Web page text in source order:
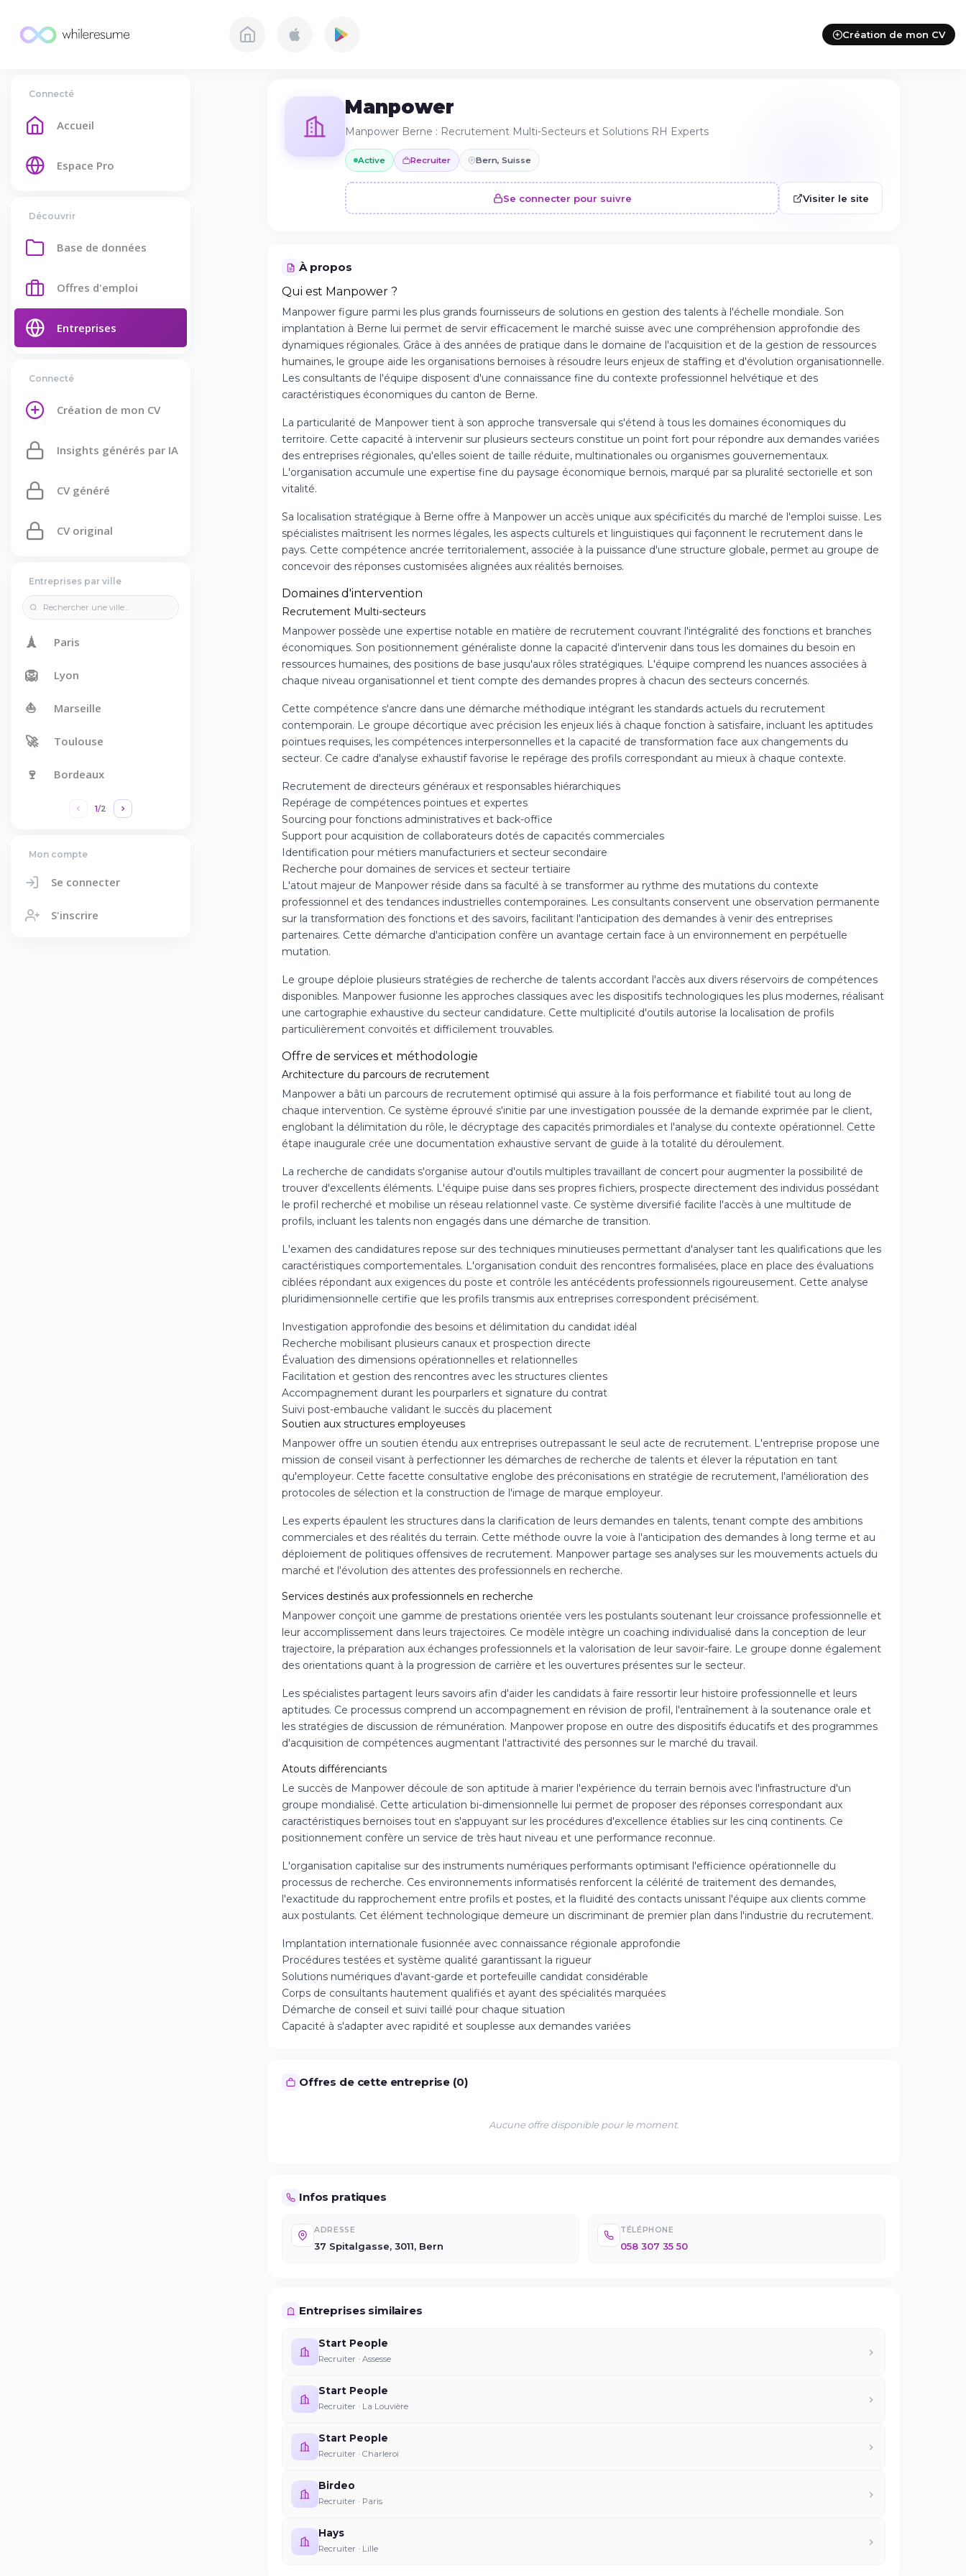
Création de mon CV
Connecté
Accueil
Espace Pro
Découvrir
Base de données
Offres d'emploi
Entreprises
Connecté
Création de mon CV
Insights générés par IA
CV généré
CV original
Entreprises par ville
🗼 Paris
🦁 Lyon
⛵ Marseille
🚀 Toulouse
🍷 Bordeaux
1/2
Mon compte
Se connecter
S'inscrire
Manpower
Manpower Berne : Recrutement Multi-Secteurs et Solutions RH Experts
Active Recruiter Bern, Suisse
Se connecter pour suivre Visiter le site
À propos
Qui est Manpower ?
Manpower figure parmi les plus grands fournisseurs de solutions en gestion des talents à l'échelle mondiale. Son
implantation à Berne lui permet de servir efficacement le marché suisse avec une compréhension approfondie des
dynamiques régionales. Grâce à des années de pratique dans le domaine de l'acquisition et de la gestion de ressources
humaines, le groupe aide les organisations bernoises à résoudre leurs enjeux de staffing et d'évolution organisationnelle.
Les consultants de l'équipe disposent d'une connaissance fine du contexte professionnel helvétique et des
caractéristiques économiques du canton de Berne.
La particularité de Manpower tient à son approche transversale qui s'étend à tous les domaines économiques du
territoire. Cette capacité à intervenir sur plusieurs secteurs constitue un point fort pour répondre aux demandes variées
des entreprises régionales, qu'elles soient de taille réduite, multinationales ou organismes gouvernementaux.
L'organisation accumule une expertise fine du paysage économique bernois, marqué par sa pluralité sectorielle et son
vitalité.
Sa localisation stratégique à Berne offre à Manpower un accès unique aux spécificités du marché de l'emploi suisse. Les
spécialistes maîtrisent les normes légales, les aspects culturels et linguistiques qui façonnent le recrutement dans le
pays. Cette compétence ancrée territorialement, associée à la puissance d'une structure globale, permet au groupe de
concevoir des réponses customisées alignées aux réalités bernoises.
Domaines d'intervention
Recrutement Multi-secteurs
Manpower possède une expertise notable en matière de recrutement couvrant l'intégralité des fonctions et branches
économiques. Son positionnement généraliste donne la capacité d'intervenir dans tous les domaines du besoin en
ressources humaines, des positions de base jusqu'aux rôles stratégiques. L'équipe comprend les nuances associées à
chaque niveau organisationnel et tient compte des demandes propres à chacun des secteurs concernés.
Cette compétence s'ancre dans une démarche méthodique intégrant les standards actuels du recrutement
contemporain. Le groupe décortique avec précision les enjeux liés à chaque fonction à satisfaire, incluant les aptitudes
pointues requises, les compétences interpersonnelles et la capacité de transformation face aux changements du
secteur. Ce cadre d'analyse exhaustif favorise le repérage des profils correspondant au mieux à chaque contexte.
Recrutement de directeurs généraux et responsables hiérarchiques
Repérage de compétences pointues et expertes
Sourcing pour fonctions administratives et back-office
Support pour acquisition de collaborateurs dotés de capacités commerciales
Identification pour métiers manufacturiers et secteur secondaire
Recherche pour domaines de services et secteur tertiaire
L'atout majeur de Manpower réside dans sa faculté à se transformer au rythme des mutations du contexte
professionnel et des tendances industrielles contemporaines. Les consultants conservent une observation permanente
sur la transformation des fonctions et des savoirs, facilitant l'anticipation des demandes à venir des entreprises
partenaires. Cette démarche d'anticipation confère un avantage certain face à un environnement en perpétuelle
mutation.
Le groupe déploie plusieurs stratégies de recherche de talents accordant l'accès aux divers réservoirs de compétences
disponibles. Manpower fusionne les approches classiques avec les dispositifs technologiques les plus modernes, réalisant
une cartographie exhaustive du secteur candidature. Cette multiplicité d'outils autorise la localisation de profils
particulièrement convoités et difficilement trouvables.
Offre de services et méthodologie
Architecture du parcours de recrutement
Manpower a bâti un parcours de recrutement optimisé qui assure à la fois performance et fiabilité tout au long de
chaque intervention. Ce système éprouvé s'initie par une investigation poussée de la demande exprimée par le client,
englobant la délimitation du rôle, le décryptage des capacités primordiales et l'analyse du contexte opérationnel. Cette
étape inaugurale crée une documentation exhaustive servant de guide à la totalité du déroulement.
La recherche de candidats s'organise autour d'outils multiples travaillant de concert pour augmenter la possibilité de
trouver d'excellents éléments. L'équipe puise dans ses propres fichiers, prospecte directement des individus possédant
le profil recherché et mobilise un réseau relationnel vaste. Ce système diversifié facilite l'accès à une multitude de
profils, incluant les talents non engagés dans une démarche de transition.
L'examen des candidatures repose sur des techniques minutieuses permettant d'analyser tant les qualifications que les
caractéristiques comportementales. L'organisation conduit des rencontres formalisées, place en place des évaluations
ciblées répondant aux exigences du poste et contrôle les antécédents professionnels rigoureusement. Cette analyse
pluridimensionnelle certifie que les profils transmis aux entreprises correspondent précisément.
Investigation approfondie des besoins et délimitation du candidat idéal
Recherche mobilisant plusieurs canaux et prospection directe
Évaluation des dimensions opérationnelles et relationnelles
Facilitation et gestion des rencontres avec les structures clientes
Accompagnement durant les pourparlers et signature du contrat
Suivi post-embauche validant le succès du placement
Soutien aux structures employeuses
Manpower offre un soutien étendu aux entreprises outrepassant le seul acte de recrutement. L'entreprise propose une
mission de conseil visant à perfectionner les démarches de recherche de talents et élever la réputation en tant
qu'employeur. Cette facette consultative englobe des préconisations en stratégie de recrutement, l'amélioration des
protocoles de sélection et la construction de l'image de marque employeur.
Les experts épaulent les structures dans la clarification de leurs demandes en talents, tenant compte des ambitions
commerciales et des réalités du terrain. Cette méthode ouvre la voie à l'anticipation des demandes à long terme et au
déploiement de politiques offensives de recrutement. Manpower partage ses analyses sur les mouvements actuels du
marché et l'évolution des attentes des professionnels en recherche.
Services destinés aux professionnels en recherche
Manpower conçoit une gamme de prestations orientée vers les postulants soutenant leur croissance professionnelle et
leur accomplissement dans leurs trajectoires. Ce modèle intègre un coaching individualisé dans la conception de leur
trajectoire, la préparation aux échanges professionnels et la valorisation de leur savoir-faire. Le groupe donne également
des orientations quant à la progression de carrière et les ouvertures présentes sur le secteur.
Les spécialistes partagent leurs savoirs afin d'aider les candidats à faire ressortir leur histoire professionnelle et leurs
aptitudes. Ce processus comprend un accompagnement en révision de profil, l'entraînement à la soutenance orale et
les stratégies de discussion de rémunération. Manpower propose en outre des dispositifs éducatifs et des programmes
d'acquisition de compétences augmentant l'attractivité des personnes sur le marché du travail.
Atouts différenciants
Le succès de Manpower découle de son aptitude à marier l'expérience du terrain bernois avec l'infrastructure d'un
groupe mondialisé. Cette articulation bi-dimensionnelle lui permet de proposer des réponses correspondant aux
caractéristiques bernoises tout en s'appuyant sur les procédures d'excellence établies sur les cinq continents. Ce
positionnement confère un service de très haut niveau et une performance reconnue.
L'organisation capitalise sur des instruments numériques performants optimisant l'efficience opérationnelle du
processus de recherche. Ces environnements informatisés renforcent la célérité de traitement des demandes,
l'exactitude du rapprochement entre profils et postes, et la fluidité des contacts unissant l'équipe aux clients comme
aux postulants. Cet élément technologique demeure un discriminant de premier plan dans l'industrie du recrutement.
Implantation internationale fusionnée avec connaissance régionale approfondie
Procédures testées et système qualité garantissant la rigueur
Solutions numériques d'avant-garde et portefeuille candidat considérable
Corps de consultants hautement qualifiés et ayant des spécialités marquées
Démarche de conseil et suivi taillé pour chaque situation
Capacité à s'adapter avec rapidité et souplesse aux demandes variées
Offres de cette entreprise (0)
Aucune offre disponible pour le moment.
Infos pratiques
ADRESSE
37 Spitalgasse, 3011, Bern
TÉLÉPHONE
058 307 35 50
Entreprises similaires
Start People
Recruiter · Assesse
Start People
Recruiter · La Louvière
Start People
Recruiter · Charleroi
Birdeo
Recruiter · Paris
Hays
Recruiter · Lille